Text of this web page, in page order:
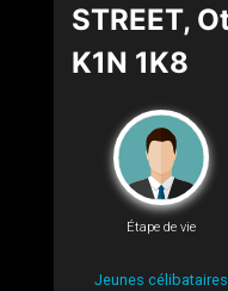
STREET,
K1N 1K8
Étape de vie
Jeunes célibataires